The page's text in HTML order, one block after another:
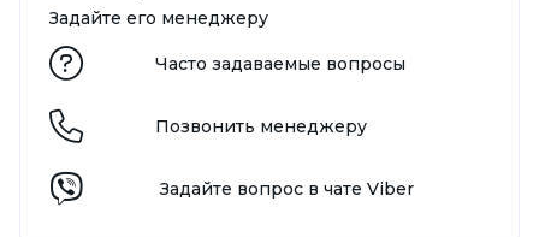
Задайте его менеджеру
Часто задаваемые вопросы
Позвонить менеджеру
Задайте вопрос в чате Viber